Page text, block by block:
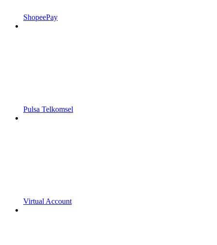
ShopeePay
Pulsa Telkomsel
Virtual Account